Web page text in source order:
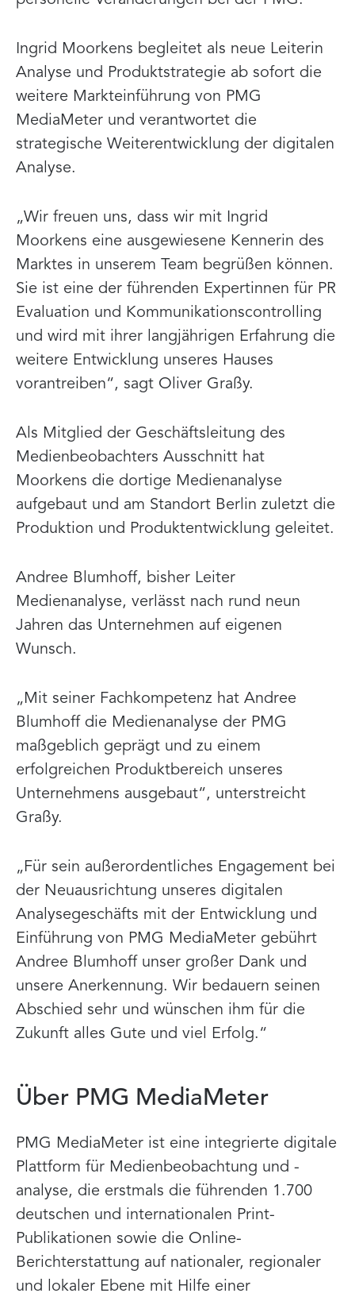
Ingrid Moorkens begleitet als neue Leiterin
Analyse und Produktstrategie ab sofort die
weitere Markteinführung von PMG
MediaMeter und verantwortet die
strategische Weiterentwicklung der digitalen
Analyse.
„Wir freuen uns, dass wir mit Ingrid
Moorkens eine ausgewiesene Kennerin des
Marktes in unserem Team begrüßen können.
Sie ist eine der führenden Expertinnen für PR
Evaluation und Kommunikationscontrolling
und wird mit ihrer langjährigen Erfahrung die
weitere Entwicklung unseres Hauses
vorantreiben“, sagt Oliver Graßy.
Als Mitglied der Geschäftsleitung des
Medienbeobachters Ausschnitt hat
Moorkens die dortige Medienanalyse
aufgebaut und am Standort Berlin zuletzt die
Produktion und Produktentwicklung geleitet.
Andree Blumhoff, bisher Leiter
Medienanalyse, verlässt nach rund neun
Jahren das Unternehmen auf eigenen
Wunsch.
„Mit seiner Fachkompetenz hat Andree
Blumhoff die Medienanalyse der PMG
maßgeblich geprägt und zu einem
erfolgreichen Produktbereich unseres
Unternehmens ausgebaut“, unterstreicht
Graßy.
„Für sein außerordentliches Engagement bei
der Neuausrichtung unseres digitalen
Analysegeschäfts mit der Entwicklung und
Einführung von PMG MediaMeter gebührt
Andree Blumhoff unser großer Dank und
unsere Anerkennung. Wir bedauern seinen
Abschied sehr und wünschen ihm für die
Zukunft alles Gute und viel Erfolg.“
Über PMG MediaMeter
PMG MediaMeter ist eine integrierte digitale
Plattform für Medienbeobachtung und -
analyse, die erstmals die führenden 1.700
deutschen und internationalen Print-
Publikationen sowie die Online-
Berichterstattung auf nationaler, regionaler
und lokaler Ebene mit Hilfe einer